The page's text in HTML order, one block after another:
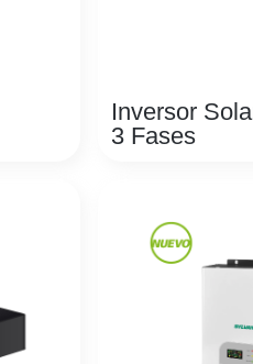
Inversor
3 Fases